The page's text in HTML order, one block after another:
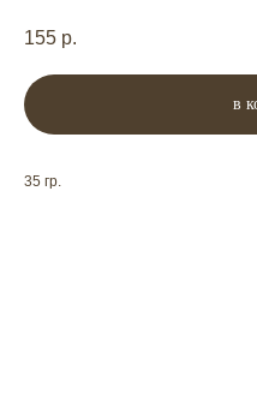
155 р.
в
35 гр.